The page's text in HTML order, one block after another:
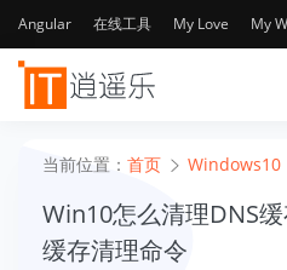
Angular 在线工具 My Love My
当前位置： 首页 Windows10
Win10怎么清理DNS
缓存清理命令